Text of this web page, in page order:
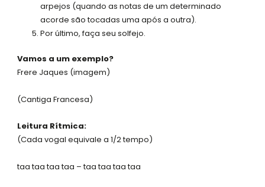
arpejos (quando as notas de um determinado
acorde são tocadas uma após a outra).
Por último, faça seu solfejo.
Vamos a um exemplo?
Frere Jaques (imagem)
(Cantiga Francesa)
Leitura Rítmica:
(Cada vogal equivale a 1/2 tempo)
taa taa taa taa – taa taa taa taa